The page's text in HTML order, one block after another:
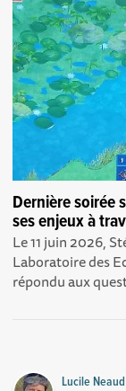
Dernière soirée
ses enjeux à
Le 11 juin 2026,
Laboratoire des
répondu aux
Lucile Neaud